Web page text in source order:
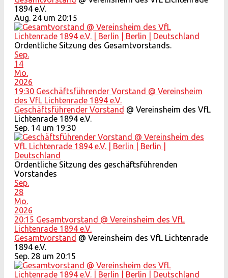
1894 e.V.
Aug. 24 um 20:15
Ordentliche Sitzung des Gesamtvorstands.
Sep.
14
Mo.
2026
19:30 Geschäftsführender Vorstand @ Vereinsheim
des VfL Lichtenrade 1894 e.V.
Geschäftsführender Vorstand @ Vereinsheim des VfL
Lichtenrade 1894 e.V.
Sep. 14 um 19:30
Ordentliche Sitzung des geschäftsführenden
Vorstandes
Sep.
28
Mo.
2026
20:15 Gesamtvorstand @ Vereinsheim des VfL
Lichtenrade 1894 e.V.
Gesamtvorstand @ Vereinsheim des VfL Lichtenrade
1894 e.V.
Sep. 28 um 20:15